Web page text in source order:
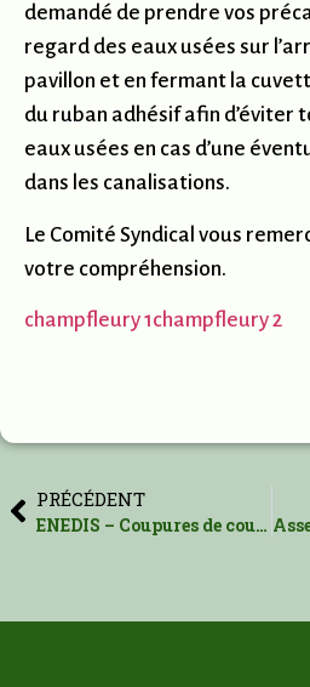
demandé de prendre vos
regard des eaux usées sur
pavillon et en fermant la
du ruban adhésif afin d’éviter
eaux usées en cas d’une
dans les canalisations.
Le Comité Syndical vous
votre compréhension.
champfleury 1champfleury 2
PRÉCÉDENT
ENEDIS – Coupures de courant